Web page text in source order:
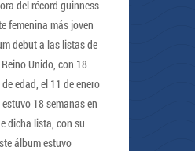
del récord guinness
femenina más joven
debut a las listas de
Unido, con 18
edad, el 11 de enero
18 semanas en
dicha lista, con su
álbum estuvo